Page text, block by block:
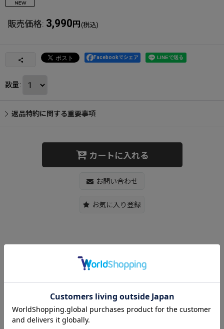
販売価格: 3,990 円 (税込)
Facebookでシェア
数量:
返品特約に関する重要事項
カートに入れる
お問い合わせ
お気に入り登録
グエンブレムトートショルダーバックパックリュックバッグ
31×22×11cm
多少の誤差は御座います。